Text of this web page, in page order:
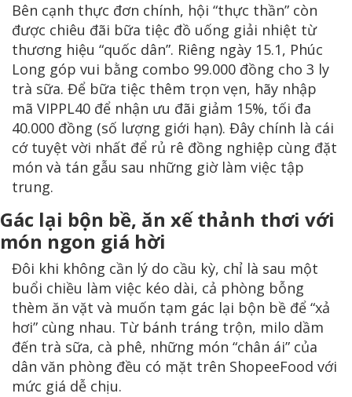
Bên cạnh thực đơn chính, hội “thực thần” còn
được chiêu đãi bữa tiệc đồ uống giải nhiệt từ
thương hiệu “quốc dân”. Riêng ngày 15.1, Phúc
Long góp vui bằng combo 99.000 đồng cho 3 ly
trà sữa. Để bữa tiệc thêm trọn vẹn, hãy nhập
mã VIPPL40 để nhận ưu đãi giảm 15%, tối đa
40.000 đồng (số lượng giới hạn). Đây chính là cái
cớ tuyệt vời nhất để rủ rê đồng nghiệp cùng đặt
món và tán gẫu sau những giờ làm việc tập
trung.
Gác lại bộn bề, ăn xế thảnh thơi với
món ngon giá hời
Đôi khi không cần lý do cầu kỳ, chỉ là sau một
buổi chiều làm việc kéo dài, cả phòng bỗng
thèm ăn vặt và muốn tạm gác lại bộn bề để “xả
hơi” cùng nhau. Từ bánh tráng trộn, milo dầm
đến trà sữa, cà phê, những món “chân ái” của
dân văn phòng đều có mặt trên ShopeeFood với
mức giá dễ chịu.